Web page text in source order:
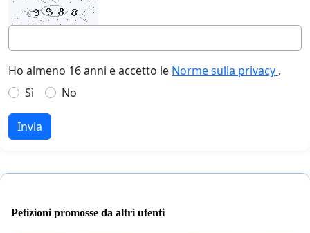
Ho almeno 16 anni e accetto le Norme sulla privacy .
Sì
No
Invia
Petizioni promosse da altri utenti